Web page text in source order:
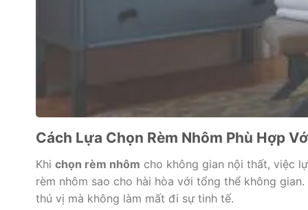
Cách Lựa Chọn Rèm Nhôm Phù Hợp
Khi chọn rèm nhôm cho không gian nội thất, việc
rèm nhôm sao cho hài hòa với tổng thể không
thú vị mà không làm mất đi sự tinh tế.